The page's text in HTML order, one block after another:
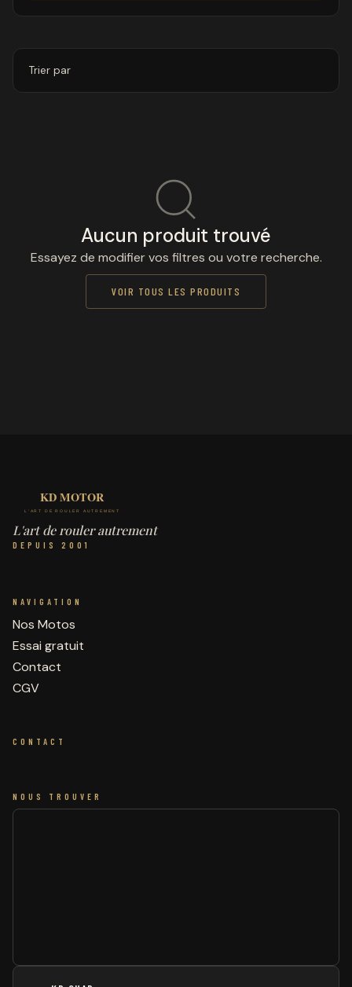
Trier par
Aucun produit trouvé
Essayez de modifier vos filtres ou votre recherche.
VOIR TOUS LES PRODUITS
L'art de rouler autrement
DEPUIS 2001
NAVIGATION
Nos Motos
Essai gratuit
Contact
CGV
CONTACT
NOUS TROUVER